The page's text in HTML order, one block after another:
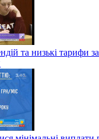
та низькі тарифи